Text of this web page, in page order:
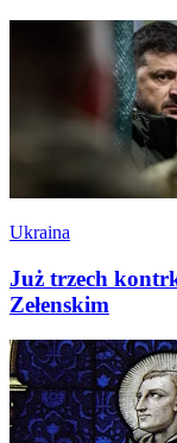
Ukraina
Już trzech
Zełenskim